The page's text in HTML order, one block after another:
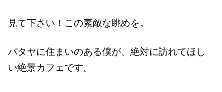
見て下さい！この素敵な眺めを。
パタヤに住まいのある僕が、絶対に訪れてほし
い絶景カフェです。